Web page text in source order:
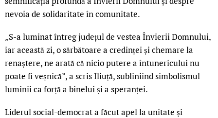
nevoia de solidaritate în comunitate.
„S-a luminat întreg județul de vestea Învierii Domnului,
iar această zi, o sărbătoare a credinței și chemare la
renaștere, ne arată că nicio putere a întunericului nu
poate fi veșnică”, a scris Iliuță, subliniind simbolismul
luminii ca forță a binelui și a speranței.
Liderul social-democrat a făcut apel la unitate și